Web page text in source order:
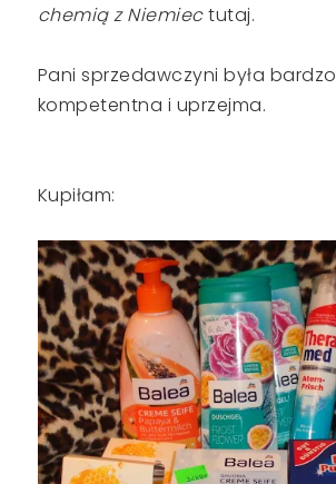
chemią z Niemiectutaj.
Pani sprzedawczyni była bardzo
kompetentna i uprzejma.
Kupiłam: